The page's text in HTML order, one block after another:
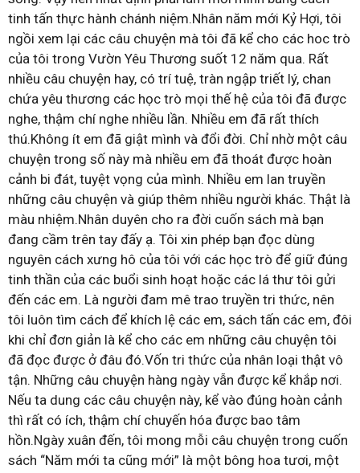
tinh tấn thực hành chánh niệm.Nhân năm mới Kỷ Hợi, tôi
ngồi xem lại các câu chuyện mà tôi đã kể cho các hoc trò
của tôi trong Vườn Yêu Thương suốt 12 năm qua. Rất
nhiều câu chuyện hay, có trí tuệ, tràn ngập triết lý, chan
chứa yêu thương các học trò mọi thế hệ của tôi đã được
nghe, thậm chí nghe nhiều lần. Nhiều em đã rất thích
thú.Không ít em đã giật mình và đổi đời. Chỉ nhờ một câu
chuyện trong số này mà nhiều em đã thoát được hoàn
cảnh bi đát, tuyệt vọng của mình. Nhiều em lan truyền
những câu chuyện và giúp thêm nhiều người khác. Thật là
màu nhiệm.Nhân duyên cho ra đời cuốn sách mà bạn
đang cầm trên tay đấy ạ. Tôi xin phép bạn đọc dùng
nguyên cách xưng hô của tôi với các học trò để giữ đúng
tinh thần của các buổi sinh hoạt hoặc các lá thư tôi gửi
đến các em. Là người đam mê trao truyền tri thức, nên
tôi luôn tìm cách để khích lệ các em, sách tấn các em, đôi
khi chỉ đơn giản là kể cho các em những câu chuyện tôi
đã đọc được ở đâu đó.Vốn tri thức của nhân loại thật vô
tận. Những câu chuyện hàng ngày vẫn được kể khắp nơi.
Nếu ta dung các câu chuyện này, kể vào đúng hoàn cảnh
thì rất có ích, thậm chí chuyến hóa được bao tâm
hồn.Ngày xuân đến, tôi mong mỗi câu chuyện trong cuốn
sách “Năm mới ta cũng mới” là một bông hoa tươi, một